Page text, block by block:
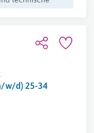
w/d) 25-34